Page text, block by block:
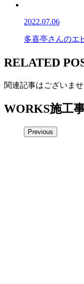
2022.07.06
多喜亭さんのエ
RELATED
関連記事はございま
WORKS施工
Previous